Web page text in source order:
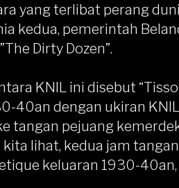
yang terlibat perang
kedua, pemerintah
Dirty Dozen”.
KNIL ini disebut
40an dengan ukiran
tangan pejuang
lihat, kedua jam
keluaran 1930-